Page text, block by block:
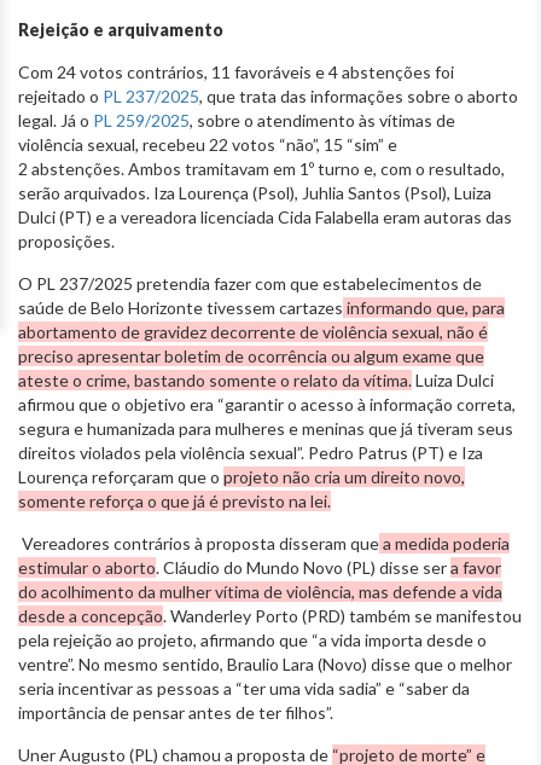
Rejeição e arquivamento
Com 24 votos contrários, 11 favoráveis e 4 abstenções foi
rejeitado o PL 237/2025, que trata das informações sobre o aborto
legal. Já o PL 259/2025, sobre o atendimento às vítimas de
violência sexual, recebeu 22 votos “não”, 15 “sim” e
2 abstenções. Ambos tramitavam em 1º turno e, com o resultado,
serão arquivados. Iza Lourença (Psol), Juhlia Santos (Psol), Luiza
Dulci (PT) e a vereadora licenciada Cida Falabella eram autoras das
proposições.
O PL 237/2025 pretendia fazer com que estabelecimentos de
saúde de Belo Horizonte tivessem cartazes informando que, para
abortamento de gravidez decorrente de violência sexual, não é
preciso apresentar boletim de ocorrência ou algum exame que
ateste o crime, bastando somente o relato da vítima.Luiza Dulci
afirmou que o objetivo era “garantir o acesso à informação correta,
segura e humanizada para mulheres e meninas que já tiveram seus
direitos violados pela violência sexual”. Pedro Patrus (PT) e Iza
Lourença reforçaram que o projeto não cria um direito novo,
somente reforça o que já é previsto na lei.
Vereadores contrários à proposta disseram quea medida poderia
estimular o aborto. Cláudio do Mundo Novo (PL) disse sera favor
do acolhimento da mulher vítima de violência, mas defende a vida
desde a concepção. Wanderley Porto (PRD) também se manifestou
pela rejeição ao projeto, afirmando que “a vida importa desde o
ventre”. No mesmo sentido, Braulio Lara (Novo) disse que o melhor
seria incentivar as pessoas a “ter uma vida sadia” e “saber da
importância de pensar antes de ter filhos”.
Uner Augusto (PL) chamou a proposta de “projeto de morte” e